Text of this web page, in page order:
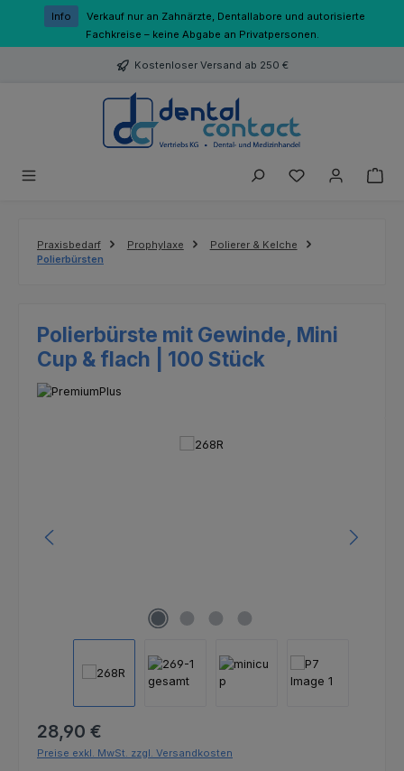
Zum Hauptinhalt springen
Info
Verkauf nur an Zahnärzte, Dentallabore und autorisierte
Fachkreise – keine Abgabe an Privatpersonen.
Kostenloser Versand ab 250 €
Du hast 0
Praxisbedarf Prophylaxe
Polierer & Kelche
Polierbürsten
Polierbürste mit Gewinde, Mini
Cup & flach | 100 Stück
Regulärer Preis:
28,90 €
Preise exkl. MwSt. zzgl. Versandkosten